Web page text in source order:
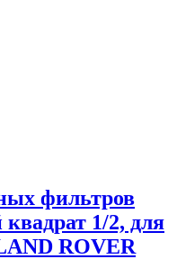
фильтров
1/2, для
ROVER